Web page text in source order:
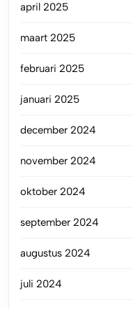
april 2025
maart 2025
februari 2025
januari 2025
december 2024
november 2024
oktober 2024
september 2024
augustus 2024
juli 2024